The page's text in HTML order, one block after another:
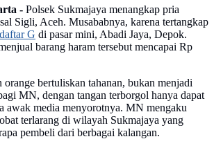
- Polsek Sukmajaya menangkap pria
Sigli, Aceh. Musababnya, karena tertangkap
G di pasar mini, Abadi Jaya, Depok.
barang haram tersebut mencapai Rp
orange bertuliskan tahanan, bukan menjadi
MN, dengan tangan terborgol hanya dapat
awak media menyorotnya. MN mengaku
terlarang di wilayah Sukmajaya yang
pembeli dari berbagai kalangan.